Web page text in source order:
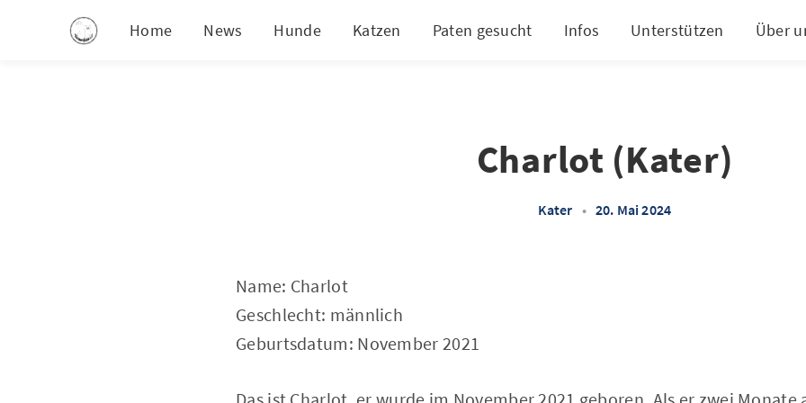
Home News Hunde Katzen Paten gesucht Infos Unterstützen Über
Charlot (Kater)
Kater • 20. Mai 2024
Name: Charlot
Geschlecht: männlich
Geburtsdatum: November 2021